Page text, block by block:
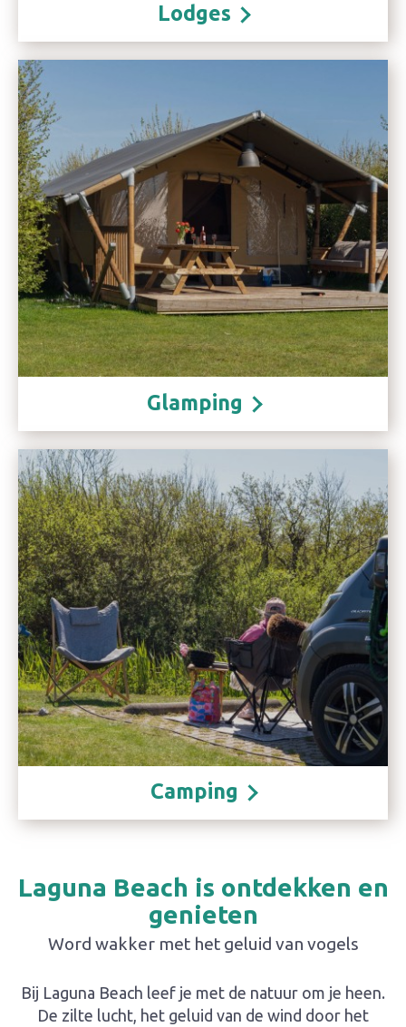
Lodges
Glamping
Camping
Laguna Beach is ontdekken en
genieten
Word wakker met het geluid van vogels
Bij Laguna Beach leef je met de natuur om je heen.
De zilte lucht, het geluid van de wind door het